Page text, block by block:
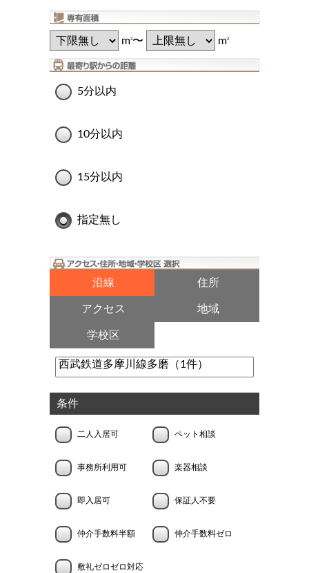
m2〜 m2
5分以内
10分以内
15分以内
指定無し
沿線 住所
アクセス 地域
学校区
条件
二人入居可 ペット相談
事務所利用可 楽器相談
即入居可 保証人不要
仲介手数料半額 仲介手数料ゼロ
敷礼ゼロゼロ対応